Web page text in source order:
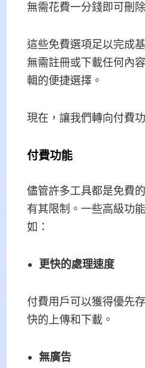
無需花費一分錢即可刪
這些免費選項足以完成
無需註冊或下載任何內
輯的便捷選擇。
現在，讓我們轉向付費
付費功能
儘管許多工具都是免費
有其限制。一些高級功
如：
更快的處理速度
付費用戶可以獲得優先
快的上傳和下載。
無廣告